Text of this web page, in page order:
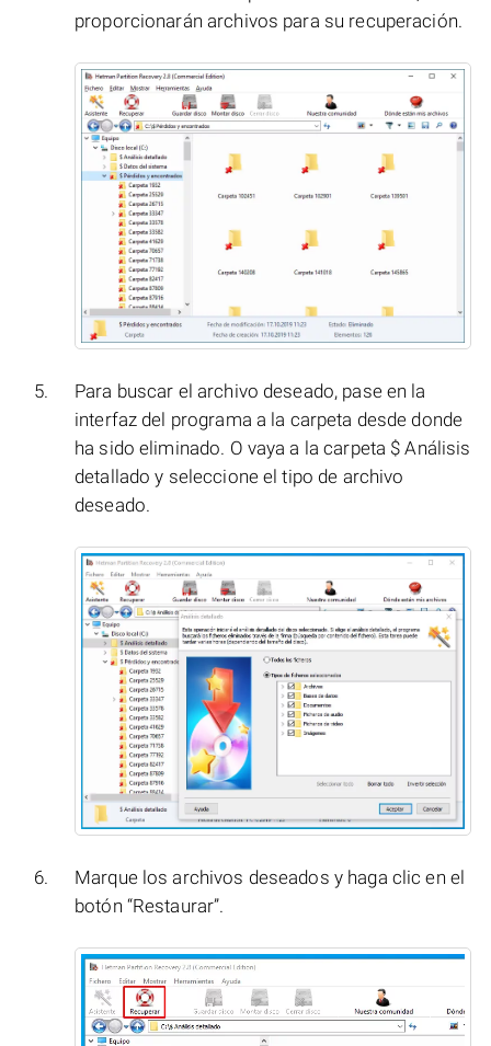
proporcionarán archivos para su recuperación.
Para buscar el archivo deseado, pase en la
interfaz del programa a la carpeta desde donde
ha sido eliminado. O vaya a la carpeta $ Análisis
detallado y seleccione el tipo de archivo
deseado.
Marque los archivos deseados y haga clic en el
botón “Restaurar”.